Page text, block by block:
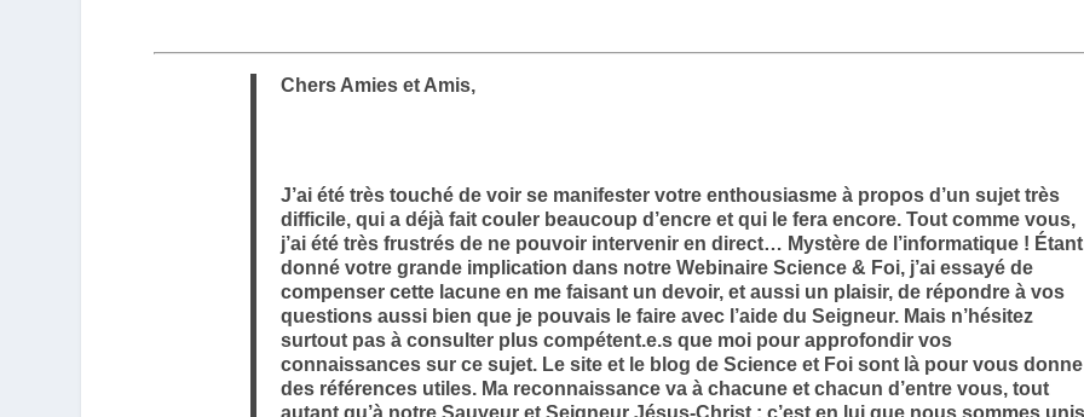
Chers Amies et Amis,
J’ai été très touché de voir se manifester votre enthousiasme à propos d’un sujet très
difficile, qui a déjà fait couler beaucoup d’encre et qui le fera encore. Tout comme vous,
j’ai été très frustrés de ne pouvoir intervenir en direct… Mystère de l’informatique ! Étant
donné votre grande implication dans notre Webinaire Science & Foi, j’ai essayé de
compenser cette lacune en me faisant un devoir, et aussi un plaisir, de répondre à vos
questions aussi bien que je pouvais le faire avec l’aide du Seigneur. Mais n’hésitez
surtout pas à consulter plus compétent.e.s que moi pour approfondir vos
connaissances sur ce sujet. Le site et le blog de Science et Foi sont là pour vous
des références utiles. Ma reconnaissance va à chacune et chacun d’entre vous, tout
autant qu’à notre Sauveur et Seigneur Jésus-Christ : c’est en lui que nous sommes